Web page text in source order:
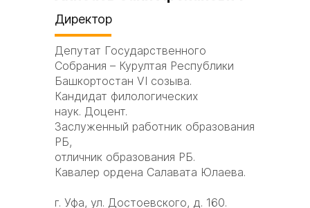
Директор
Депутат Государственного
Собрания – Курултая Республики
Башкортостан VI созыва.
Кандидат филологических
наук. Доцент.
Заслуженный работник образования
РБ,
отличник образования РБ.
Кавалер ордена Салавата Юлаева.
г. Уфа, ул. Достоевского, д. 160.